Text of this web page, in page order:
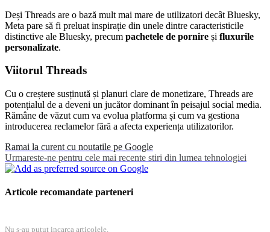
Deși Threads are o bază mult mai mare de utilizatori decât Bluesky,
Meta pare să fi preluat inspirație din unele dintre caracteristicile
distinctive ale Bluesky, precum pachetele de pornire și fluxurile
personalizate.
Viitorul Threads
Cu o creștere susținută și planuri clare de monetizare, Threads are
potențialul de a deveni un jucător dominant în peisajul social media.
Rămâne de văzut cum va evolua platforma și cum va gestiona
introducerea reclamelor fără a afecta experiența utilizatorilor.
Ramai la curent cu noutatile pe Google
Urmareste-ne pentru cele mai recente stiri din lumea tehnologiei
Articole recomandate parteneri
Nu s-au putut incarca articolele.